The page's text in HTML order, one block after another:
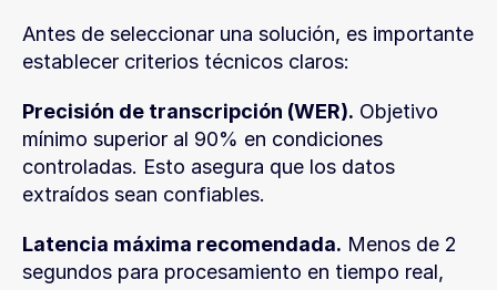
Antes de seleccionar una solución, es importante
establecer criterios técnicos claros:
Precisión de transcripción (WER). Objetivo
mínimo superior al 90% en condiciones
controladas. Esto asegura que los datos
extraídos sean confiables.
Latencia máxima recomendada. Menos de 2
segundos para procesamiento en tiempo real,